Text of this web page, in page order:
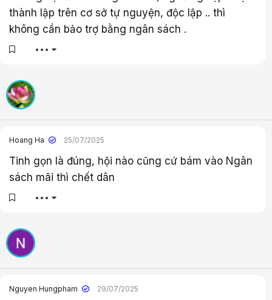
thành lập trên cơ sở tự nguyện, độc lập .. thì
không cần bảo trợ bằng ngân sách .
•••
Hoang Ha 25/07/2025
Tinh gọn là đúng, hội nào cũng cứ bám vào Ngân
sách mãi thì chết dân
•••
Nguyen Hungpham 29/07/2025